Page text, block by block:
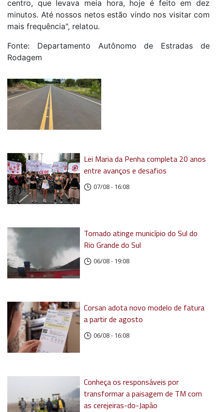
centro, que levava meia hora, hoje é feito em dez
minutos. Até nossos netos estão vindo nos visitar com
mais frequência", relatou.
Fonte: Departamento Autônomo de Estradas de
Rodagem
Lei Maria da Penha completa 20 anos
entre avanços e desafios
07/08 - 16:08
Tornado atinge município do Sul do
Rio Grande do Sul
06/08 - 19:08
Corsan adota novo modelo de fatura
a partir de agosto
06/08 - 16:08
Conheça os responsáveis por
transformar a paisagem de TM com
as cerejeiras-do-Japão